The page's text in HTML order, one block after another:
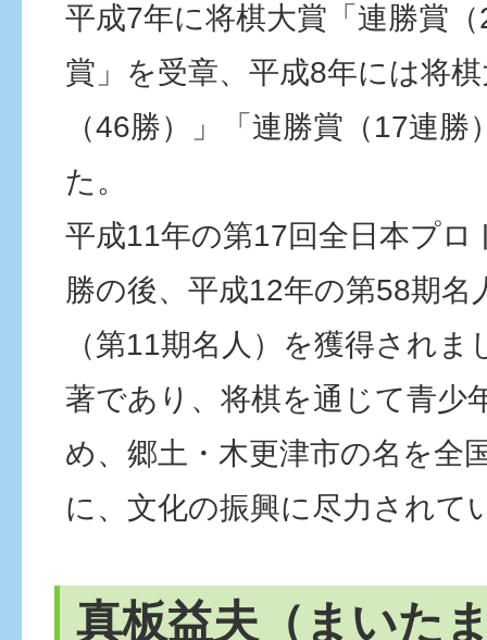
平成7年に将棋大賞「連勝賞
賞」を受章、平成8年には将
（46勝）」「連勝賞（17連
た。
平成11年の第17回全日本プロ
勝の後、平成12年の第58期名
（第11期名人）を獲得され
著であり、将棋を通じて青少
め、郷土・木更津市の名を全
に、文化の振興に尽力されて
真板益夫（まいた